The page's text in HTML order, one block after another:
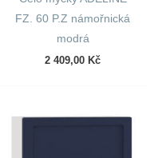
FZ. 60 P.Z námořnická
modrá
2 409,00 Kč